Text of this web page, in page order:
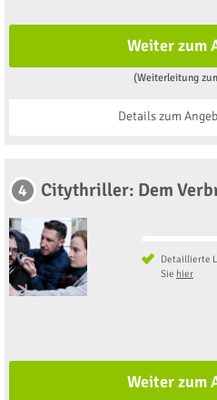
Weiter zum
(Weiterleitung
Details zum
4 Citythriller: Dem
Detaillierte
Sie hier
Weiter zum